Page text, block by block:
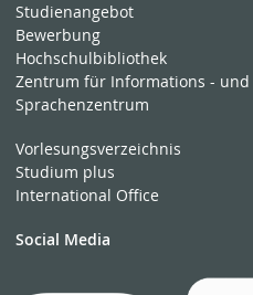
Studienangebot
Bewerbung
Hochschulbibliothek
Zentrum für Informations -
Sprachenzentrum
Vorlesungsverzeichnis
Studium plus
International Office
Social Media